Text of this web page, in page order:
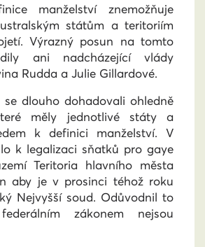
manželství znemožňuje
státům a teritoriím
Výrazný posun na tomto
ani nadcházející vlády
Rudda a Julie Gillardové.
se dlouho dohadovali ohledně
měly jednotlivé státy a
k definici manželství. V
k legalizaci sňatků pro gaye
Teritoria hlavního města
aby je v prosinci téhož roku
Nejvyšší soud. Odůvodnil to
zákonem nejsou